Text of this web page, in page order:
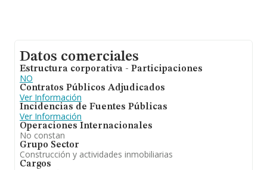
Datos comerciales
Estructura corporativa - Participaciones
NO
Contratos Públicos Adjudicados
Ver Información
Incidencias de Fuentes Públicas
Ver Información
Operaciones Internacionales
No constan
Grupo Sector
Construcción y actividades inmobiliarias
Cargos